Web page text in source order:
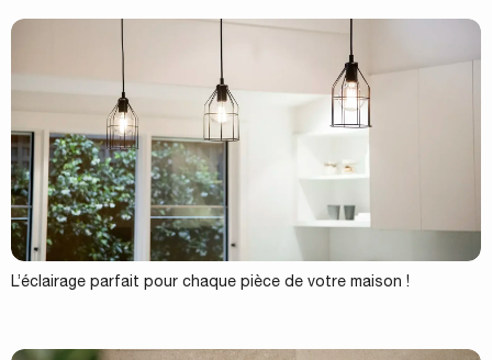
L’éclairage parfait pour chaque pièce de votre maison !